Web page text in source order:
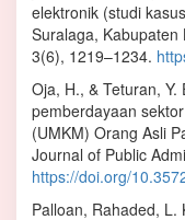
elektronik (studi
Suralaga,
3(6), 1219–1234.
Oja, H., & Teturan,
pemberdayaan
(UMKM) Orang Asli
Journal of Public
https://doi.org/
Palloan, Rahaded, L.